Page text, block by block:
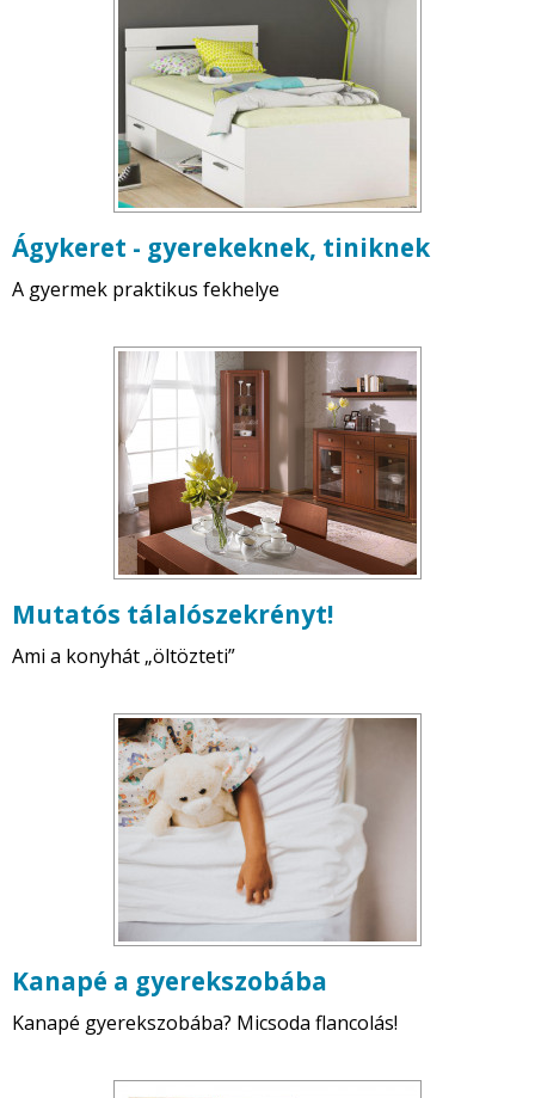
Ágykeret - gyerekeknek, tiniknek
A gyermek praktikus fekhelye
Mutatós tálalószekrényt!
Ami a konyhát „öltözteti”
Kanapé a gyerekszobába
Kanapé gyerekszobába? Micsoda flancolás!